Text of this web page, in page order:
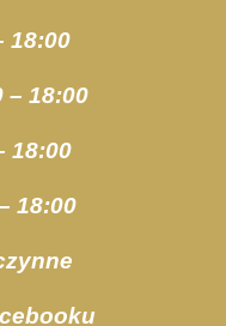
18:00
– 18:00
18:00
18:00